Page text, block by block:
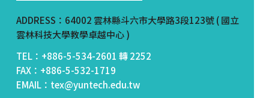
ADDRESS：64002 雲林縣斗六市大學路3段123號 ( 國立
雲林科技大學教學卓越中心 )
TEL：+886-5-534-2601 轉 2252
FAX：+886-5-532-1719
EMAIL：tex@yuntech.edu.tw